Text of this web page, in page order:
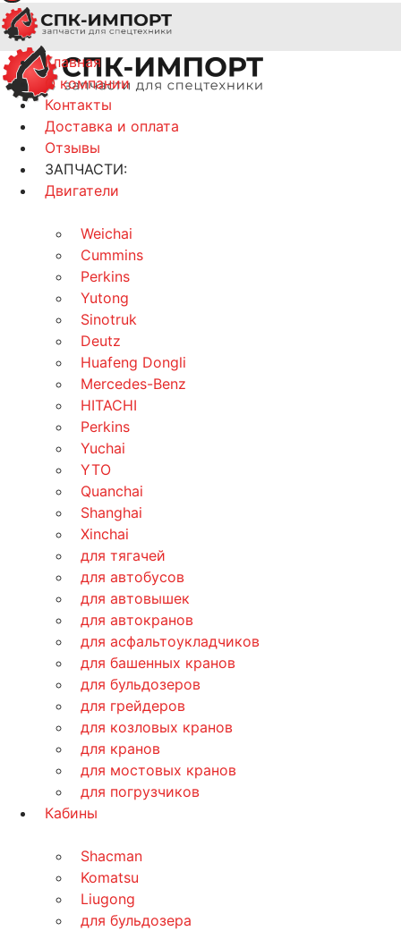
Главная
О компании
Контакты
Доставка и оплата
Отзывы
ЗАПЧАСТИ:
Двигатели
Weichai
Cummins
Perkins
Yutong
Sinotruk
Deutz
Huafeng Dongli
Mercedes-Benz
HITACHI
Perkins
Yuchai
YTO
Quanchai
Shanghai
Xinchai
для тягачей
для автобусов
для автовышек
для автокранов
для асфальтоукладчиков
для башенных кранов
для бульдозеров
для грейдеров
для козловых кранов
для кранов
для мостовых кранов
для погрузчиков
Кабины
Shacman
Komatsu
Liugong
для бульдозера